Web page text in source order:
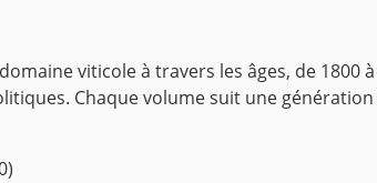
viticole à travers les âges, de
Chaque volume suit une